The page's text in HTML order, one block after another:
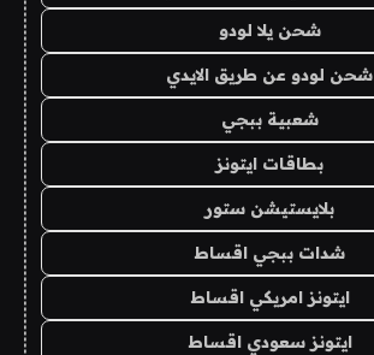
شحن يلا لودو
شحن لودو عن طريق الايدي
شعبية ببجي
بطاقات ايتونز
بلايستيشن ستور
شدات ببجي اقساط
ايتونز امريكي اقساط
ايتونز سعودي اقساط